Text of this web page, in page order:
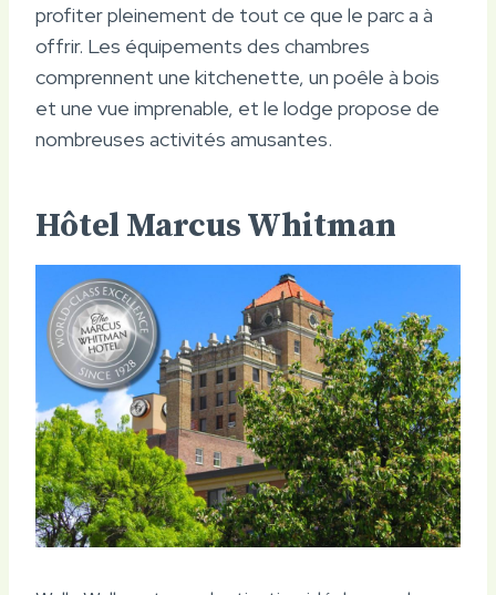
profiter pleinement de tout ce que le parc a à
offrir. Les équipements des chambres
comprennent une kitchenette, un poêle à bois
et une vue imprenable, et le lodge propose de
nombreuses activités amusantes.
Hôtel Marcus Whitman